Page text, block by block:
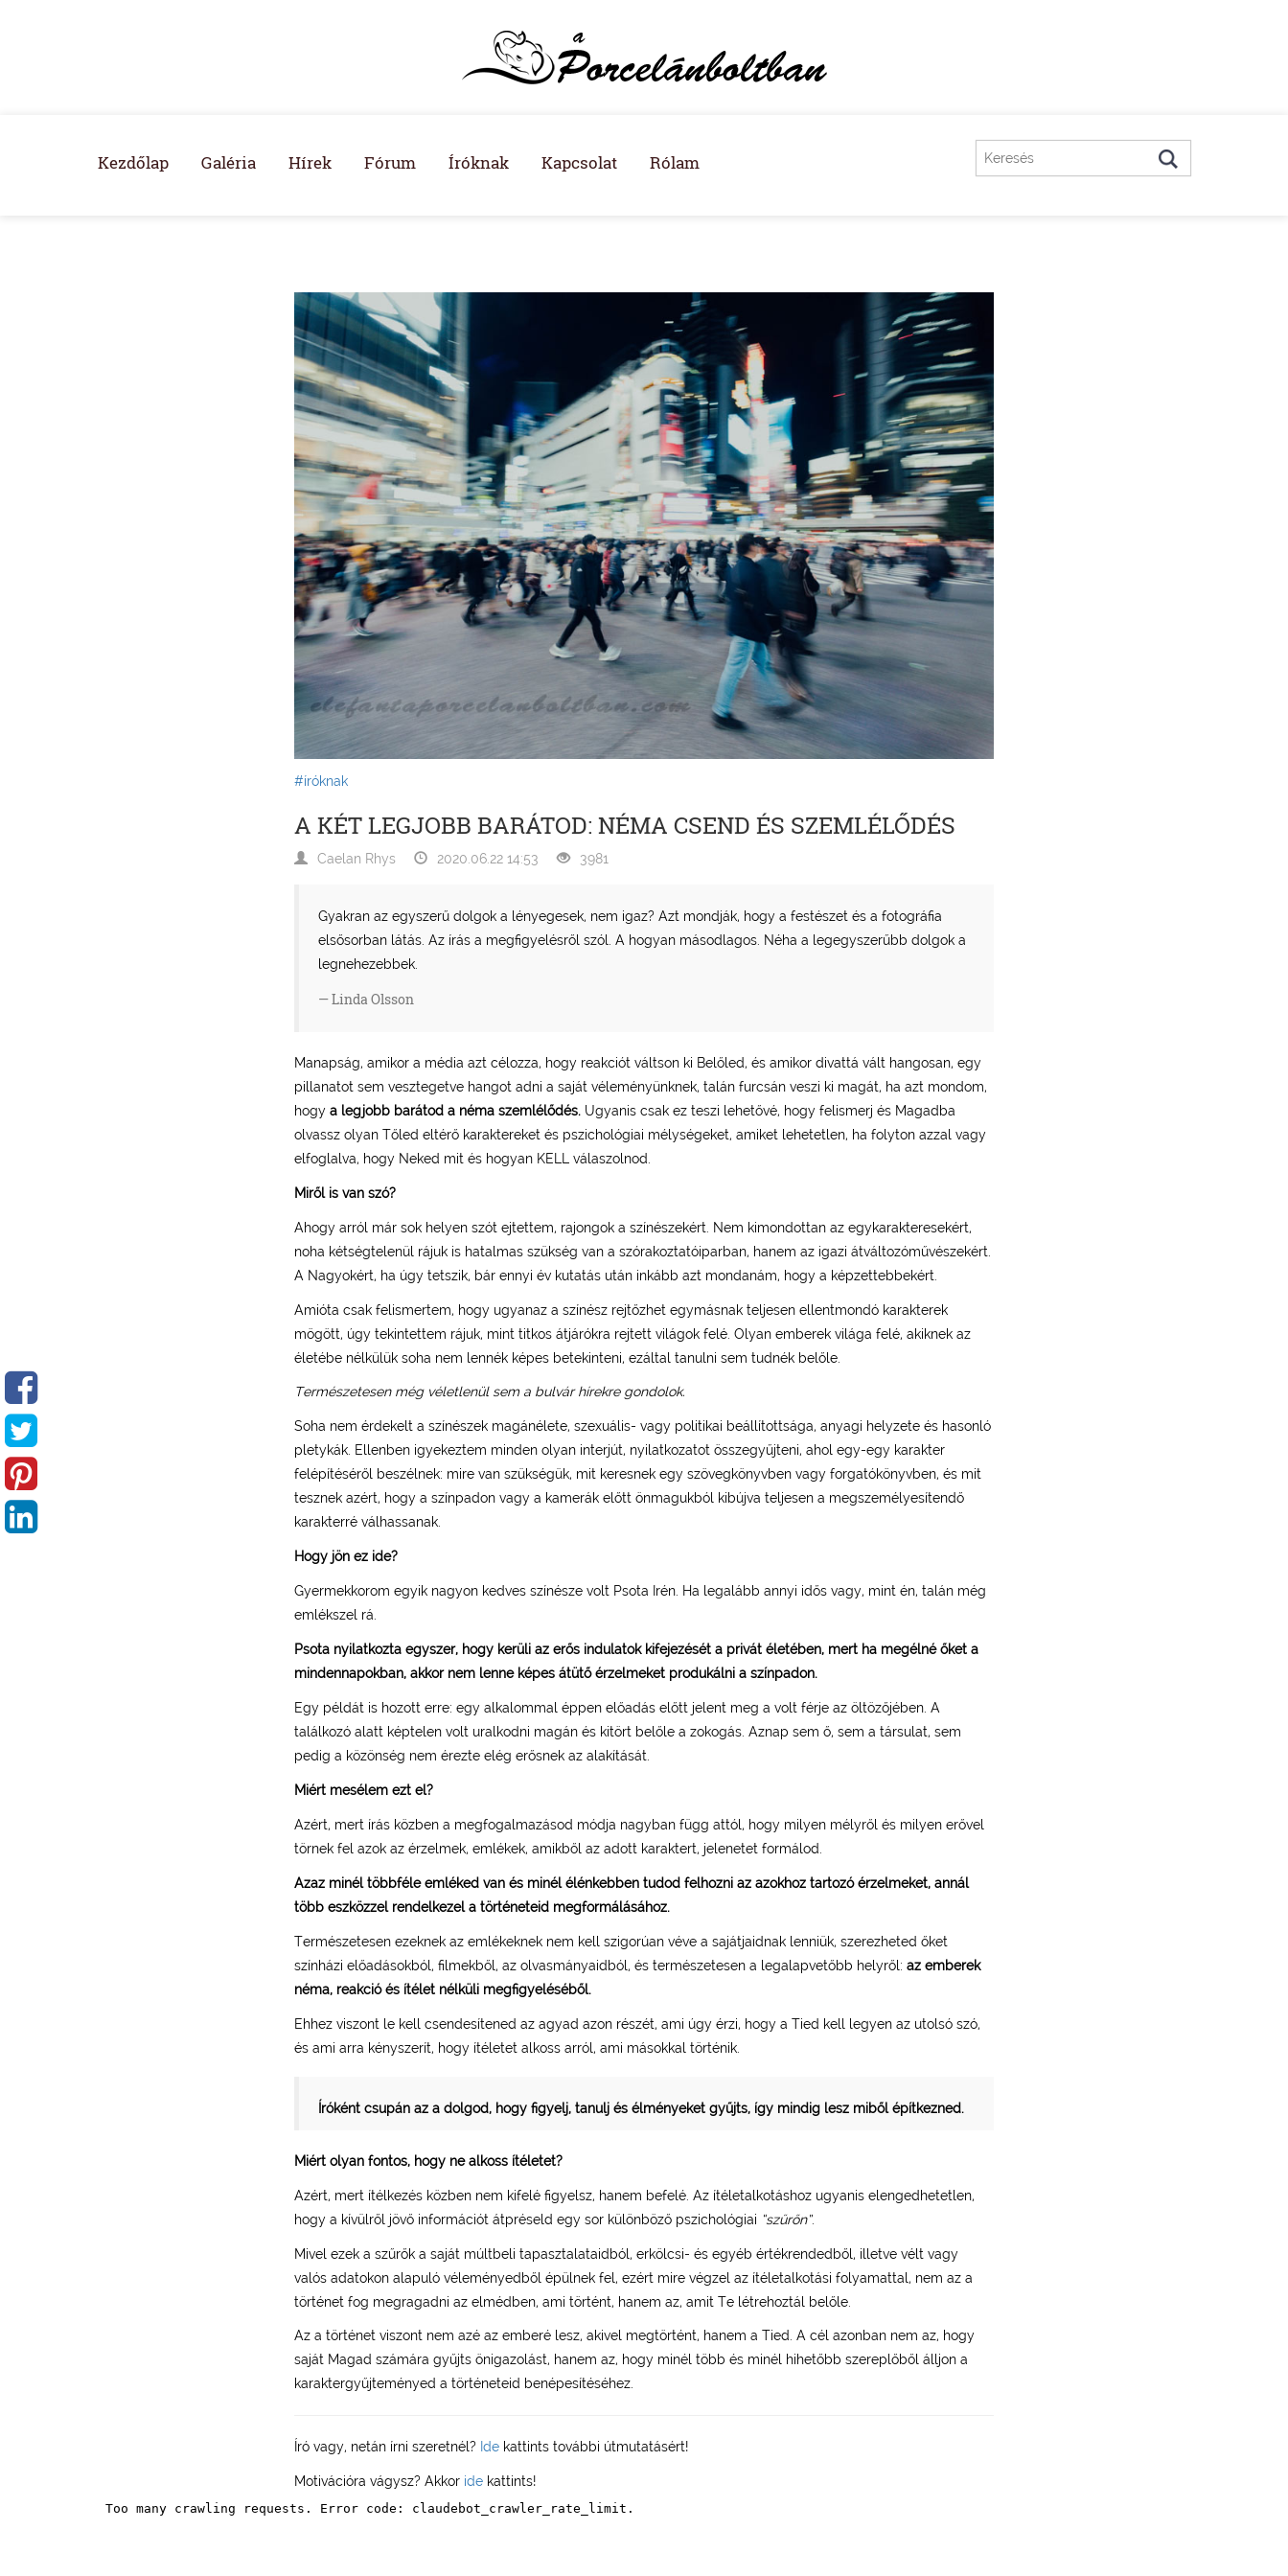
Kezdőlap Galéria Hírek Fórum Íróknak Kapcsolat Rólam
#íróknak
A KÉT LEGJOBB BARÁTOD: NÉMA CSEND ÉS SZEMLÉLŐDÉS
Caelan Rhys 2020.06.22 14:53 3981
Gyakran az egyszerű dolgok a lényegesek, nem igaz? Azt mondják, hogy a festészet és a fotográfia
elsősorban látás. Az írás a megfigyelésről szól. A hogyan másodlagos. Néha a legegyszerűbb dolgok a
legnehezebbek.
Linda Olsson
Manapság, amikor a média azt célozza, hogy reakciót váltson ki Belőled, és amikor divattá vált hangosan, egy
pillanatot sem vesztegetve hangot adni a saját véleményünknek, talán furcsán veszi ki magát, ha azt mondom,
hogy a legjobb barátod a néma szemlélődés. Ugyanis csak ez teszi lehetővé, hogy felismerj és Magadba
olvassz olyan Tőled eltérő karaktereket és pszichológiai mélységeket, amiket lehetetlen, ha folyton azzal vagy
elfoglalva, hogy Neked mit és hogyan KELL válaszolnod.
Miről is van szó?
Ahogy arról már sok helyen szót ejtettem, rajongok a színészekért. Nem kimondottan az egykarakteresekért,
noha kétségtelenül rájuk is hatalmas szükség van a szórakoztatóiparban, hanem az igazi átváltozóművészekért.
A Nagyokért, ha úgy tetszik, bár ennyi év kutatás után inkább azt mondanám, hogy a képzettebbekért.
Amióta csak felismertem, hogy ugyanaz a színész rejtőzhet egymásnak teljesen ellentmondó karakterek
mögött, úgy tekintettem rájuk, mint titkos átjárókra rejtett világok felé. Olyan emberek világa felé, akiknek az
életébe nélkülük soha nem lennék képes betekinteni, ezáltal tanulni sem tudnék belőle.
Természetesen még véletlenül sem a bulvár hírekre gondolok.
Soha nem érdekelt a színészek magánélete, szexuális- vagy politikai beállítottsága, anyagi helyzete és hasonló
pletykák. Ellenben igyekeztem minden olyan interjút, nyilatkozatot összegyűjteni, ahol egy-egy karakter
felépítéséről beszélnek: mire van szükségük, mit keresnek egy szövegkönyvben vagy forgatókönyvben, és mit
tesznek azért, hogy a színpadon vagy a kamerák előtt önmagukból kibújva teljesen a megszemélyesítendő
karakterré válhassanak.
Hogy jön ez ide?
Gyermekkorom egyik nagyon kedves színésze volt Psota Irén. Ha legalább annyi idős vagy, mint én, talán még
emlékszel rá.
Psota nyilatkozta egyszer, hogy kerüli az erős indulatok kifejezését a privát életében, mert ha megélné őket a
mindennapokban, akkor nem lenne képes átütő érzelmeket produkálni a színpadon.
Egy példát is hozott erre: egy alkalommal éppen előadás előtt jelent meg a volt férje az öltözőjében. A
találkozó alatt képtelen volt uralkodni magán és kitört belőle a zokogás. Aznap sem ő, sem a társulat, sem
pedig a közönség nem érezte elég erősnek az alakítását.
Miért mesélem ezt el?
Azért, mert írás közben a megfogalmazásod módja nagyban függ attól, hogy milyen mélyről és milyen erővel
törnek fel azok az érzelmek, emlékek, amikből az adott karaktert, jelenetet formálod.
Azaz minél többféle emléked van és minél élénkebben tudod felhozni az azokhoz tartozó érzelmeket, annál
több eszközzel rendelkezel a történeteid megformálásához.
Természetesen ezeknek az emlékeknek nem kell szigorúan véve a sajátjaidnak lenniük, szerezheted őket
színházi előadásokból, filmekből, az olvasmányaidból, és természetesen a legalapvetőbb helyről: az emberek
néma, reakció és ítélet nélküli megfigyeléséből.
Ehhez viszont le kell csendesítened az agyad azon részét, ami úgy érzi, hogy a Tied kell legyen az utolsó szó,
és ami arra kényszerít, hogy ítéletet alkoss arról, ami másokkal történik.
Íróként csupán az a dolgod, hogy figyelj, tanulj és élményeket gyűjts, így mindig lesz miből építkezned.
Miért olyan fontos, hogy ne alkoss ítéletet?
Azért, mert ítélkezés közben nem kifelé figyelsz, hanem befelé. Az ítéletalkotáshoz ugyanis elengedhetetlen,
hogy a kívülről jövő információt átpréseld egy sor különböző pszichológiai “szűrőn”.
Mivel ezek a szűrők a saját múltbeli tapasztalataidból, erkölcsi- és egyéb értékrendedből, illetve vélt vagy
valós adatokon alapuló véleményedből épülnek fel, ezért mire végzel az ítéletalkotási folyamattal, nem az a
történet fog megragadni az elmédben, ami történt, hanem az, amit Te létrehoztál belőle.
Az a történet viszont nem azé az emberé lesz, akivel megtörtént, hanem a Tied. A cél azonban nem az, hogy
saját Magad számára gyűjts önigazolást, hanem az, hogy minél több és minél hihetőbb szereplőből álljon a
karaktergyűjteményed a történeteid benépesítéséhez.
Író vagy, netán írni szeretnél? Ide kattints további útmutatásért!
Motivációra vágysz? Akkor ide kattints!